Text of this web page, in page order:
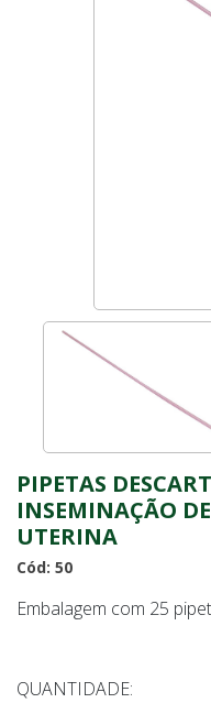
PIPETAS
INSEMINAÇÃO
UTERINA
Cód: 50
Embalagem com 25
QUANTIDADE: